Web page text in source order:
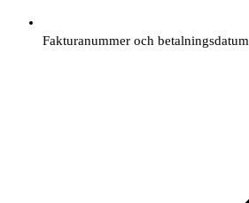
Fakturanummer och betalningsdatum